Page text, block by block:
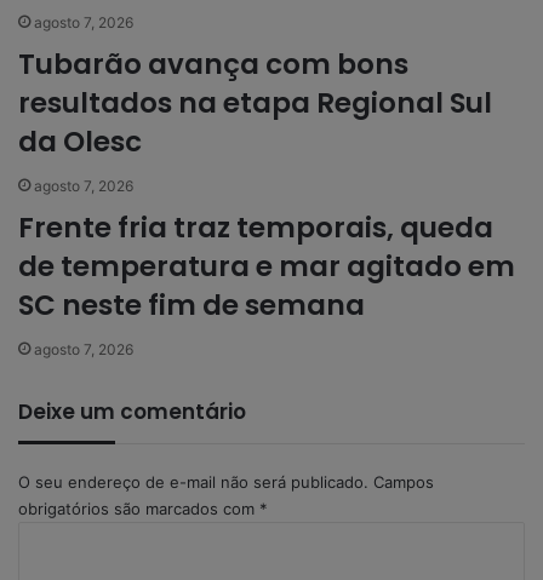
agosto 7, 2026
Tubarão avança com bons
resultados na etapa Regional Sul
da Olesc
agosto 7, 2026
Frente fria traz temporais, queda
de temperatura e mar agitado em
SC neste fim de semana
agosto 7, 2026
Deixe um comentário
O seu endereço de e-mail não será publicado. Campos
obrigatórios são marcados com *